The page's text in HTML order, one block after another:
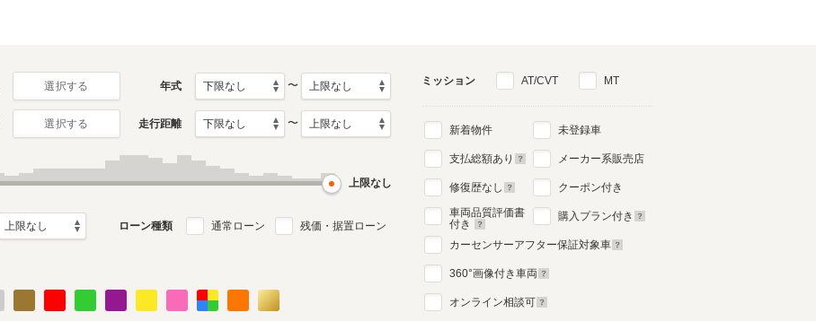
選択する 年式 〜
選択する 走行距離 〜
上限なし
ローン種類 通常ローン 残価・据置ローン
ミッション AT/CVT MT
新着物件
支払総額あり
修復歴なし
車両品質評価書
付き
未登録車
メーカー系販売店
クーポン付き
購入プラン付き
カーセンサーアフター保証対象車
360°画像付き車両
オンライン相談可